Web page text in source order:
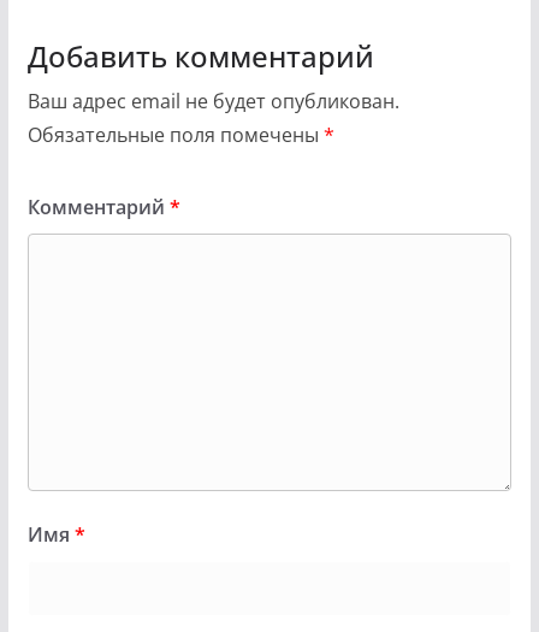
Добавить комментарий
Ваш адрес email не будет опубликован.
Обязательные поля помечены *
Комментарий *
Имя *